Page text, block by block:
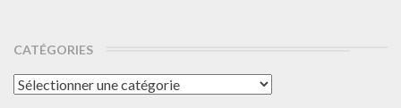
CATÉGORIES
Catégories